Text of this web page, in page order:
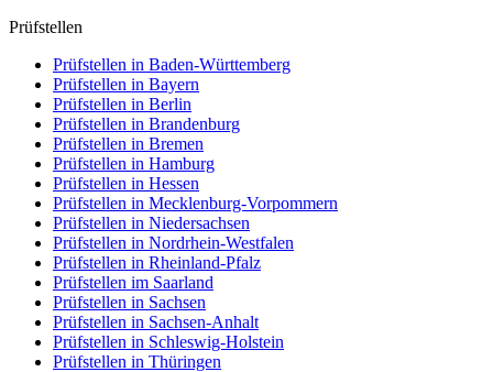
Prüfstellen
Prüfstellen in Baden-Württemberg
Prüfstellen in Bayern
Prüfstellen in Berlin
Prüfstellen in Brandenburg
Prüfstellen in Bremen
Prüfstellen in Hamburg
Prüfstellen in Hessen
Prüfstellen in Mecklenburg-Vorpommern
Prüfstellen in Niedersachsen
Prüfstellen in Nordrhein-Westfalen
Prüfstellen in Rheinland-Pfalz
Prüfstellen im Saarland
Prüfstellen in Sachsen
Prüfstellen in Sachsen-Anhalt
Prüfstellen in Schleswig-Holstein
Prüfstellen in Thüringen